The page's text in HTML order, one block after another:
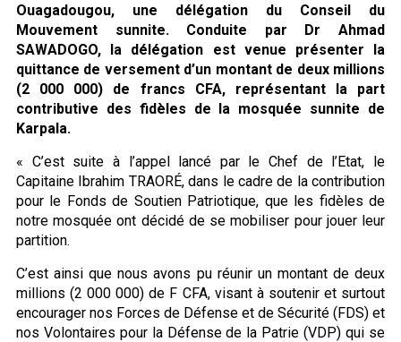
Ouagadougou, une délégation du Conseil du
Mouvement sunnite. Conduite par Dr Ahmad
SAWADOGO, la délégation est venue présenter la
quittance de versement d’un montant de deux millions
(2 000 000) de francs CFA, représentant la part
contributive des fidèles de la mosquée sunnite de
Karpala.
« C’est suite à l’appel lancé par le Chef de l’Etat, le
Capitaine Ibrahim TRAORÉ, dans le cadre de la contribution
pour le Fonds de Soutien Patriotique, que les fidèles de
notre mosquée ont décidé de se mobiliser pour jouer leur
partition.
C’est ainsi que nous avons pu réunir un montant de deux
millions (2 000 000) de F CFA, visant à soutenir et surtout
encourager nos Forces de Défense et de Sécurité (FDS) et
nos Volontaires pour la Défense de la Patrie (VDP) qui se